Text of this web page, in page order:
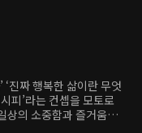
‘진짜 행복한 삶이란 무엇
피’라는 컨셉을 모토로
상의 소중함과 즐거움을